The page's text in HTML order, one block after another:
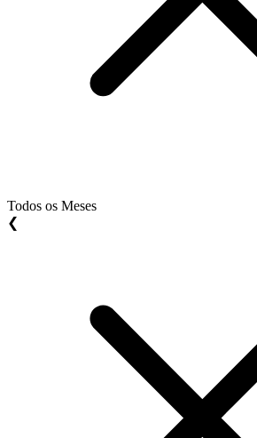
Todos os Meses
❮